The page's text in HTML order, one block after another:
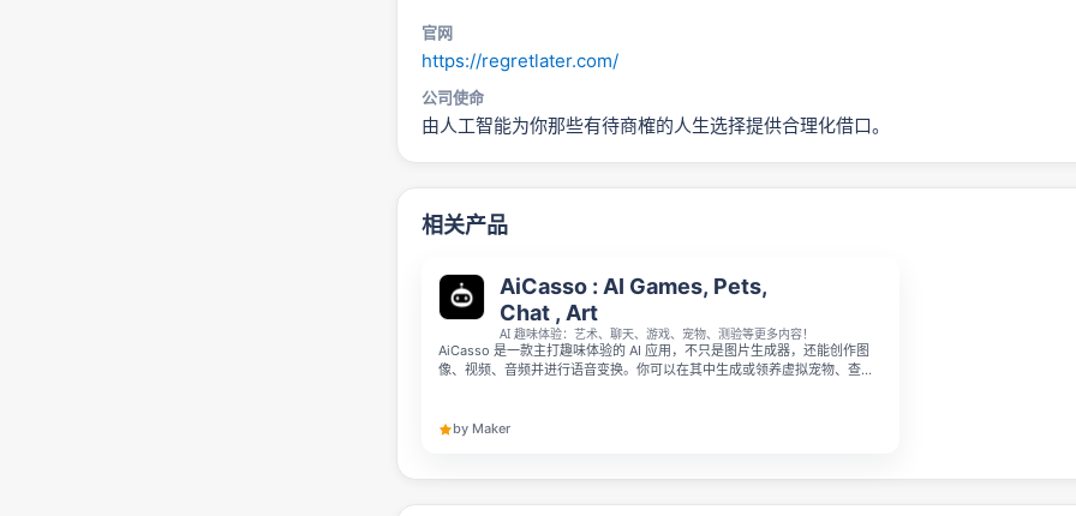
官网
https://regretlater.com/
公司使命
由人工智能为你那些有待商榷的人生选择提供合理化借口。
相关产品
AiCasso : AI Games, Pets,
Chat , Art
AI 趣味体验：艺术、聊天、游戏、宠物、测验等更多内容！
AiCasso 是一款主打趣味体验的 AI 应用，不只是图片生成器，还能创作图
像、视频、音频并进行语音变换。你可以在其中生成或领养虚拟宠物、查看
by Maker